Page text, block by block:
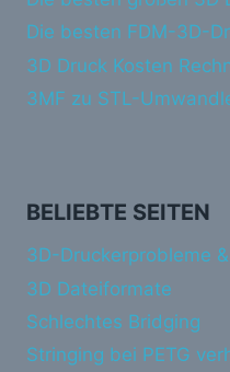
Die besten FDM-3D-
3D Druck Kosten
3MF zu STL-
BELIEBTE SEITEN
3D-Druckerprobleme
3D Dateiformate
Schlechtes Bridging
Stringing bei PETG